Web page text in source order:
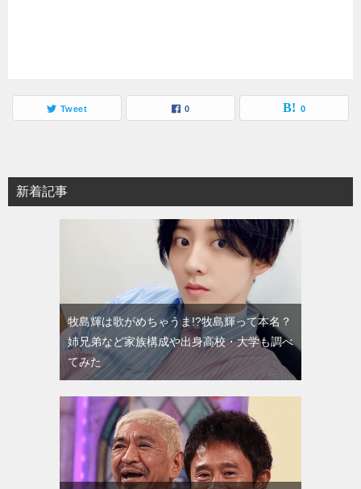
Tweet 0 0
新着記事
牧島輝は歌がめちゃうま!?牧島輝って本名？
姉兄弟など家族構成や出身高校・大学も調べ
てみた